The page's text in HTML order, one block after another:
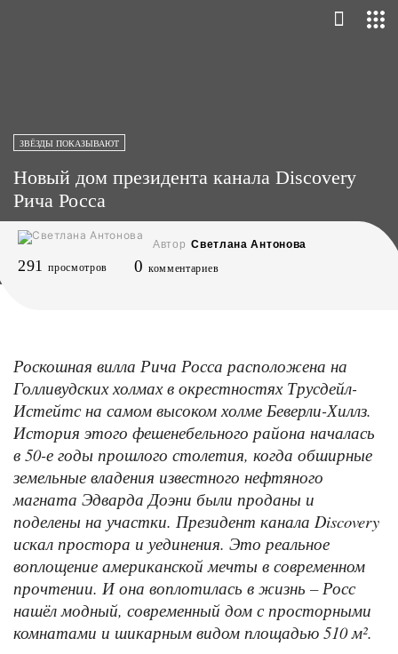
ЗВЁЗДЫ ПОКАЗЫВАЮТ
Новый дом президента канала Discovery
Рича Росса
Автор Светлана Антонова
291 просмотров 0 комментариев
Роскошная вилла Рича Росса расположена на
Голливудских холмах в окрестностях Трусдейл-
Истейтс на самом высоком холме Беверли-Хиллз.
История этого фешенебельного района началась
в 50-е годы прошлого столетия, когда обширные
земельные владения известного нефтяного
магната Эдварда Доэни были проданы и
поделены на участки. Президент канала Discovery
искал простора и уединения. Это реальное
воплощение американской мечты в современном
прочтении. И она воплотилась в жизнь – Росс
нашёл модный, современный дом с просторными
комнатами и шикарным видом площадью 510 м².